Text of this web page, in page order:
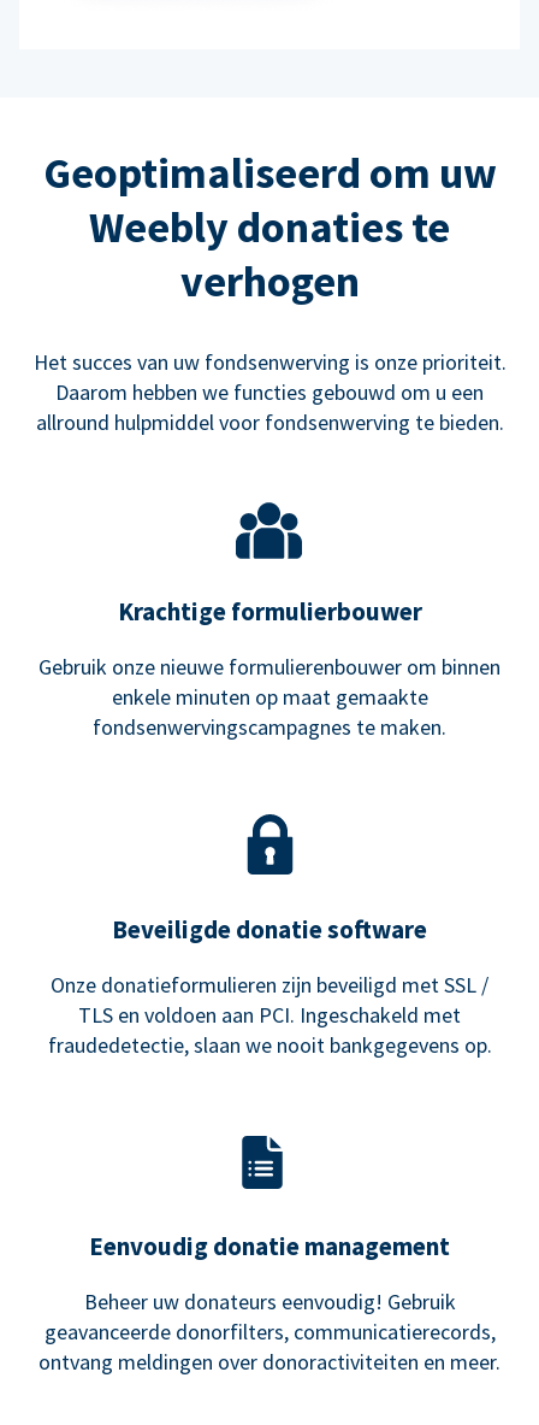
Geoptimaliseerd om uw
Weebly donaties te
verhogen
Het succes van uw fondsenwerving is onze prioriteit.
Daarom hebben we functies gebouwd om u een
allround hulpmiddel voor fondsenwerving te bieden.
Krachtige formulierbouwer
Gebruik onze nieuwe formulierenbouwer om binnen
enkele minuten op maat gemaakte
fondsenwervingscampagnes te maken.
Beveiligde donatie software
Onze donatieformulieren zijn beveiligd met SSL /
TLS en voldoen aan PCI. Ingeschakeld met
fraudedetectie, slaan we nooit bankgegevens op.
Eenvoudig donatie management
Beheer uw donateurs eenvoudig! Gebruik
geavanceerde donorfilters, communicatierecords,
ontvang meldingen over donoractiviteiten en meer.